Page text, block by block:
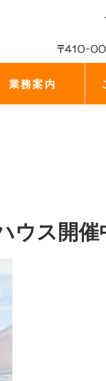
業務案内
ウス開